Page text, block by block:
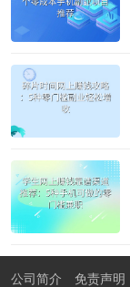
公司简介 免责声明